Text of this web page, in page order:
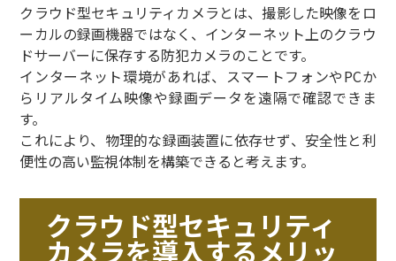
クラウド型セキュリティカメラとは、撮影した映像をロ
ーカルの録画機器ではなく、インターネット上のクラウ
ドサーバーに保存する防犯カメラのことです。
インターネット環境があれば、スマートフォンやPCか
らリアルタイム映像や録画データを遠隔で確認できま
す。
これにより、物理的な録画装置に依存せず、安全性と利
便性の高い監視体制を構築できると考えます。
クラウド型セキュリティ
カメラを導入するメリッ